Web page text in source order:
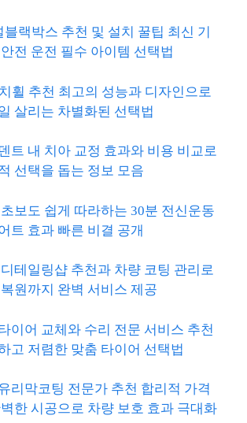
블랙박스 추천 및 설치 꿀팁 최신 기
전 운전 필수 아이템 선택법
휠 추천 최고의 성능과 디자인으로
살리는 차별화된 선택법
트 내 치아 교정 효과와 비용 비교로
선택을 돕는 정보 모음
보도 쉽게 따라하는 30분 전신운동
트 효과 빠른 비결 공개
테일링샵 추천과 차량 코팅 관리로
원까지 완벽 서비스 제공
이어 교체와 수리 전문 서비스 추천
고 저렴한 맞춤 타이어 선택법
리막코팅 전문가 추천 합리적 가격
한 시공으로 차량 보호 효과 극대화